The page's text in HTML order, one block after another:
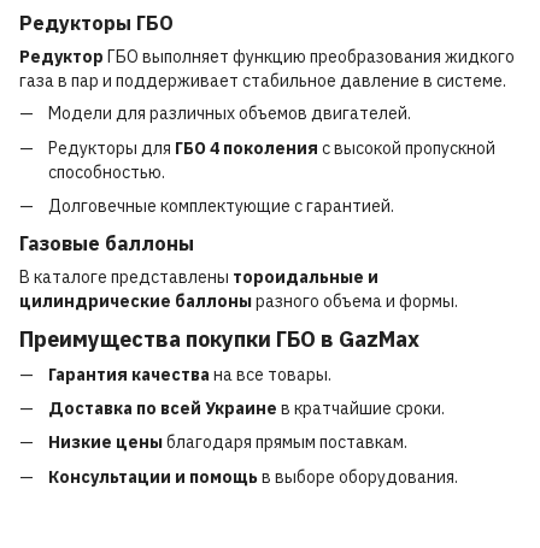
Редукторы ГБО
Редуктор ГБО выполняет функцию преобразования жидкого
газа в пар и поддерживает стабильное давление в системе.
Модели для различных объемов двигателей.
Редукторы для ГБО 4 поколения с высокой пропускной
способностью.
Долговечные комплектующие с гарантией.
Газовые баллоны
В каталоге представлены тороидальные и
цилиндрические баллоныразного объема и формы.
Преимущества покупки ГБО в GazMax
Гарантия качества на все товары.
Доставка по всей Украине в кратчайшие сроки.
Низкие ценыблагодаря прямым поставкам.
Консультации и помощьв выборе оборудования.